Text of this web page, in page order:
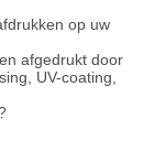
op uw
afgedrukt door
UV-coating,